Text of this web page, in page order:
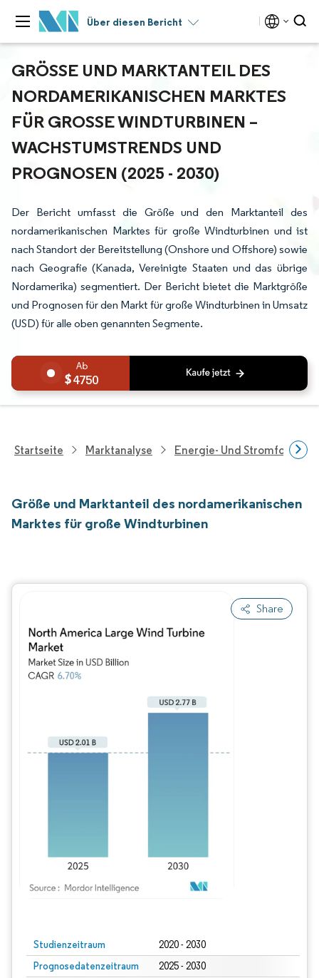
Über diesen Bericht
GRÖSSE UND MARKTANTEIL DES N
ORDAMERIKANISCHEN MARKTES F
ÜR GROSSE WINDTURBINEN – WA
CHSTUMSTRENDS UND PR
OGNOSEN (2025 - 2030)
Der Bericht umfasst die Größe und den Marktanteil des
nordamerikanischen Marktes für große Windturbinen und ist
nach Standort der Bereitstellung (Onshore und Offshore) sowie
nach Geografie (Kanada, Vereinigte Staaten und das übrige
Nordamerika) segmentiert. Der Bericht bietet die Marktgröße
und Prognosen für den Markt für große Windturbinen in Umsatz
(USD) für alle oben genannten Segmente.
4750
Startseite Marktanalyse Energie- Und
Größe und Marktanteil des nordamerikanischen
Marktes für große Windturbinen
Share
Studienzeitraum 2020 - 2030
Prognosedatenzeitraum 2025 - 2030